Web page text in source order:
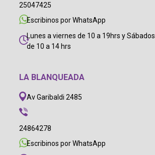
25047425
Escribinos por WhatsApp
Lunes a viernes de 10 a 19hrs y Sábados
de 10 a 14 hrs
LA BLANQUEADA
Av Garibaldi 2485
24864278
Escribinos por WhatsApp